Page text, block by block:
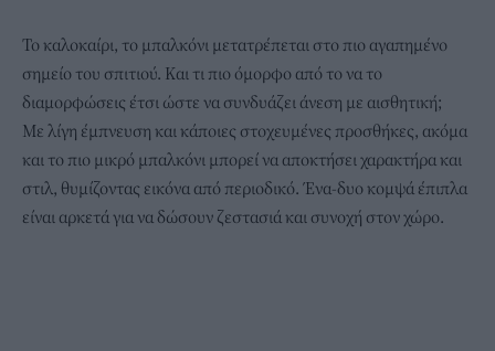
Το καλοκαίρι, το μπαλκόνι μετατρέπεται στο πιο αγαπημένο
σημείο του σπιτιού. Και τι πιο όμορφο από το να το
διαμορφώσεις έτσι ώστε να συνδυάζει άνεση με αισθητική;
Με λίγη έμπνευση και κάποιες στοχευμένες προσθήκες, ακόμα
και το πιο μικρό μπαλκόνι μπορεί να αποκτήσει χαρακτήρα και
στιλ, θυμίζοντας εικόνα από περιοδικό. Ένα-δυο κομψά έπιπλα
είναι αρκετά για να δώσουν ζεστασιά και συνοχή στον χώρο.